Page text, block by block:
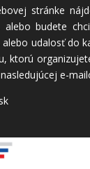
stránke
alebo budete
udalosť do
ktorú
e-